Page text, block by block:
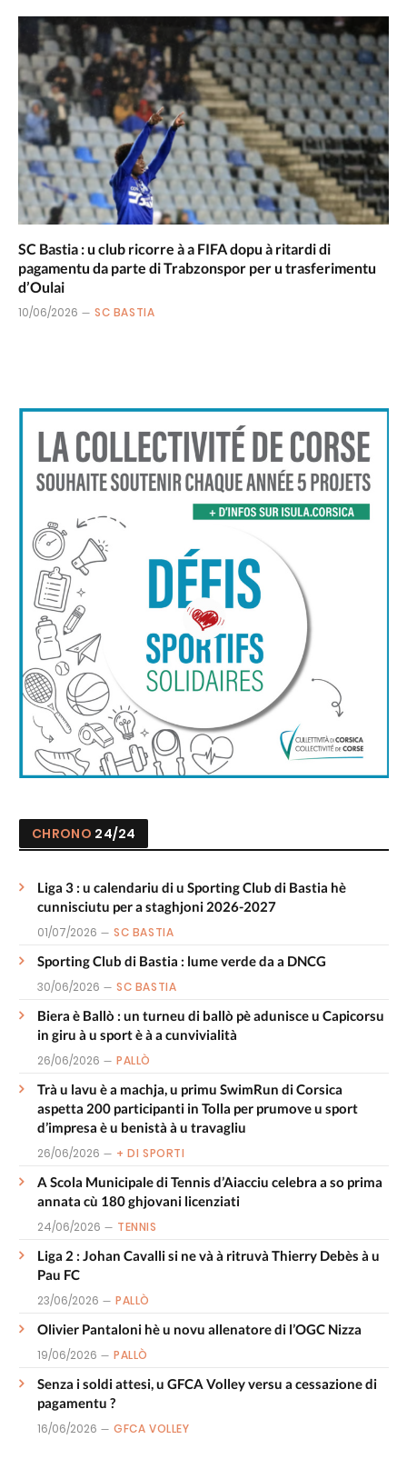
SC Bastia : u club ricorre à a FIFA dopu à ritardi di
pagamentu da parte di Trabzonspor per u trasferimentu
d’Oulai
10/06/2026 SC BASTIA
CHRONO 24/24
Liga 3 : u calendariu di u Sporting Club di Bastia hè
cunnisciutu per a staghjoni 2026-2027
01/07/2026 SC BASTIA
Sporting Club di Bastia : lume verde da a DNCG
30/06/2026 SC BASTIA
Biera è Ballò : un turneu di ballò pè adunisce u Capicorsu
in giru à u sport è à a cunvivialità
26/06/2026 PALLÒ
Trà u lavu è a machja, u primu SwimRun di Corsica
aspetta 200 participanti in Tolla per prumove u sport
d’impresa è u benistà à u travagliu
26/06/2026 + DI SPORTI
A Scola Municipale di Tennis d’Aiacciu celebra a so prima
annata cù 180 ghjovani licenziati
24/06/2026 TENNIS
Liga 2 : Johan Cavalli si ne và à ritruvà Thierry Debès à u
Pau FC
23/06/2026 PALLÒ
Olivier Pantaloni hè u novu allenatore di l’OGC Nizza
19/06/2026 PALLÒ
Senza i soldi attesi, u GFCA Volley versu a cessazione di
pagamentu ?
16/06/2026 GFCA VOLLEY